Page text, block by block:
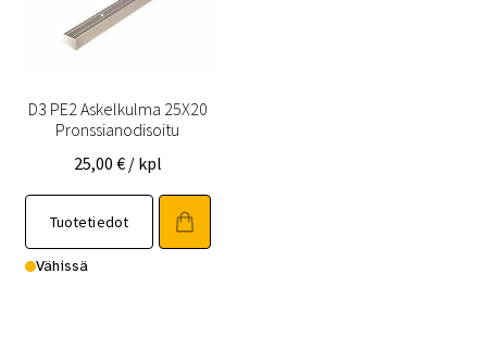
D3 PE2 Askelkulma 25X20
Pronssianodisoitu
25,00 € / kpl
Tuotetiedot
Vähissä